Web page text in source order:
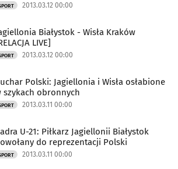
2013.03.12 00:00
Białystok - Wisła Kraków
LIVE]
2013.03.12 00:00
Polski: Jagiellonia i Wisła osłabione
szykach obronnych
2013.03.11 00:00
U-21: Piłkarz Jagiellonii Białystok
do reprezentacji Polski
2013.03.11 00:00